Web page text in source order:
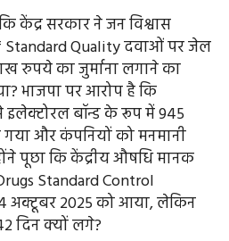
केंद्र सरकार ने जन विश्वास
Standard Quality दवाओं पर जेल
रुपये का जुर्माना लगाने का
भाजपा पर आरोप है कि
इलेक्टोरल बॉन्ड के रूप में 945
और कंपनियों को मनमानी
पूछा कि केंद्रीय औषधि मानक
Standard Control
अक्टूबर 2025 को आया, लेकिन
दिन क्यों लगे?